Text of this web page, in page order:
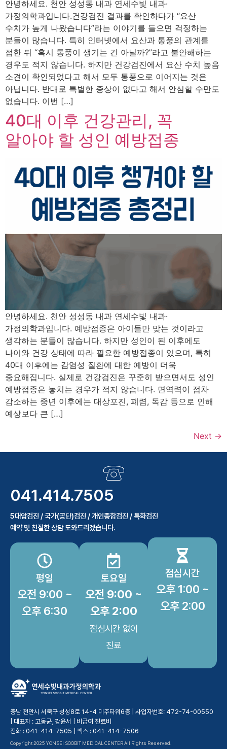
안녕하세요. 천안 성성동 내과 연세수빛 내과·
가정의학과입니다.건강검진 결과를 확인하다가 “요산
수치가 높게 나왔습니다”라는 이야기를 들으면 걱정하는
분들이 많습니다. 특히 인터넷에서 요산과 통풍의 관계를
접한 뒤 “혹시 통풍이 생기는 건 아닐까?”라고 불안해하는
경우도 적지 않습니다. 하지만 건강검진에서 요산 수치 높음
소견이 확인되었다고 해서 모두 통풍으로 이어지는 것은
아닙니다. 반대로 특별한 증상이 없다고 해서 안심할 수만도
없습니다. 이번 […]
40대 이후 건강관리, 꼭
알아야 할 성인 예방접종
안녕하세요. 천안 성성동 내과 연세수빛 내과·
가정의학과입니다. 예방접종은 아이들만 맞는 것이라고
생각하는 분들이 많습니다. 하지만 성인이 된 이후에도
나이와 건강 상태에 따라 필요한 예방접종이 있으며, 특히
40대 이후에는 감염성 질환에 대한 예방이 더욱
중요해집니다. 실제로 건강검진은 꾸준히 받으면서도 성인
예방접종은 놓치는 경우가 적지 않습니다. 면역력이 점차
감소하는 중년 이후에는 대상포진, 폐렴, 독감 등으로 인해
예상보다 큰 […]
Next →
041.414.7505
5대암검진 / 국가(공단)검진 / 개인종합검진 / 특화검진
예약 및 친절한 상담 도와드리겠습니다.
평일
오전 9:00 ~
오후 6:30
토요일
오전 9:00 ~
오후 2:00
점심시간 없이
진료
점심시간
오후 1:00 ~
오후 2:00
충남 천안시 서북구 성성8로 14-4 미주타워6층 | 사업자번호: 472-74-00550
| 대표자 : 고동균, 강윤서 | 비급여 진료비
전화 : 041-414-7505 | 팩스 : 041-414-7506
Copyright 2025 YONSEI SOOBIT MEDICAL CENTER All Rights Reserved.